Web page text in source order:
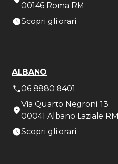
00146 Roma RM
Scopri gli orari
ALBANO
06 8880 8401
Via Quarto Negroni, 13
00041 Albano Laziale RM
Scopri gli orari